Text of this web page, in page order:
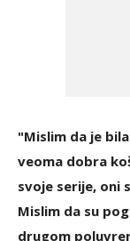
"Mislim da je
veoma dobra
svoje serije, oni
Mislim da su
drugom